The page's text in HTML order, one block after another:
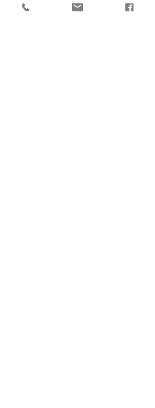
Nyd det!